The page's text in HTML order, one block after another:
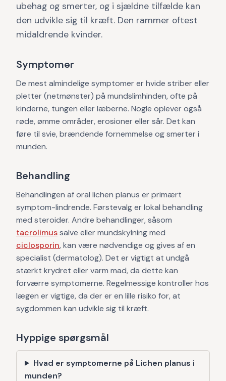
ubehag og smerter, og i sjældne tilfælde kan
den udvikle sig til kræft. Den rammer oftest
midaldrende kvinder.
Symptomer
De mest almindelige symptomer er hvide striber eller
pletter (netmønster) på mundslimhinden, ofte på
kinderne, tungen eller læberne. Nogle oplever også
røde, ømme områder, erosioner eller sår. Det kan
føre til svie, brændende fornemmelse og smerter i
munden.
Behandling
Behandlingen af oral lichen planus er primært
symptom-lindrende. Førstevalg er lokal behandling
med steroider. Andre behandlinger, såsom
tacrolimussalve eller mundskylning med
ciclosporin, kan være nødvendige og gives af en
specialist (dermatolog). Det er vigtigt at undgå
stærkt krydret eller varm mad, da dette kan
forværre symptomerne. Regelmessige kontroller hos
lægen er vigtige, da der er en lille risiko for, at
sygdommen kan udvikle sig til kræft.
Hyppige spørgsmål
Hvad er symptomerne på Lichen planus i
munden?